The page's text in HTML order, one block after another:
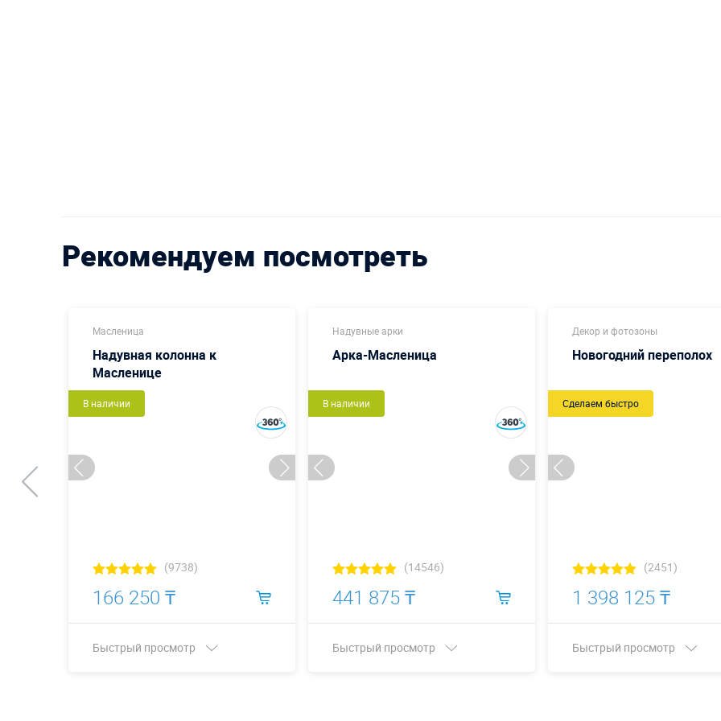
Рекомендуем посмотреть
Масленица
Надувная колонна к
Масленице
В наличии
(9738)
166 250 ₸
Быстрый просмотр
Надувные арки
Арка-Масленица
В наличии
(14546)
441 875 ₸
Быстрый просмотр
Декор и фотозоны
Новогодний переполох
Сделаем быстро
(2451)
1 398 125 ₸
Быстрый просмотр